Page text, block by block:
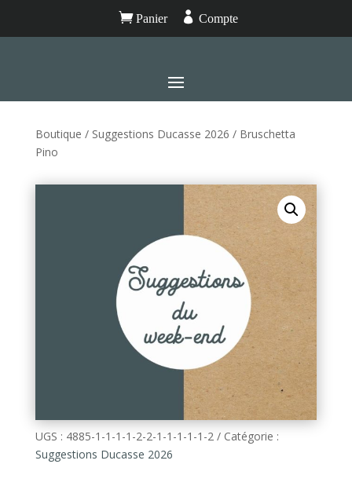
Panier  Compte
Boutique / Suggestions Ducasse 2026 / Bruschetta
Pino
UGS : 4885-1-1-1-1-2-2-1-1-1-1-1-2
Catégorie :
Suggestions Ducasse 2026